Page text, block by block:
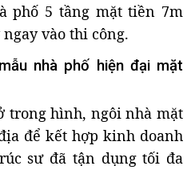
phố 5 tầng mặt tiền 7m
vào thi công.
nhà phố hiện đại mặt
trong hình, ngôi nhà mặt
để kết hợp kinh doanh
sư đã tận dụng tối đa